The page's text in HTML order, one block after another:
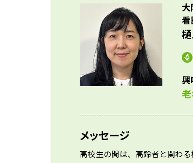
看
興
メッセージ
高校生の間は、高齢者と関わ